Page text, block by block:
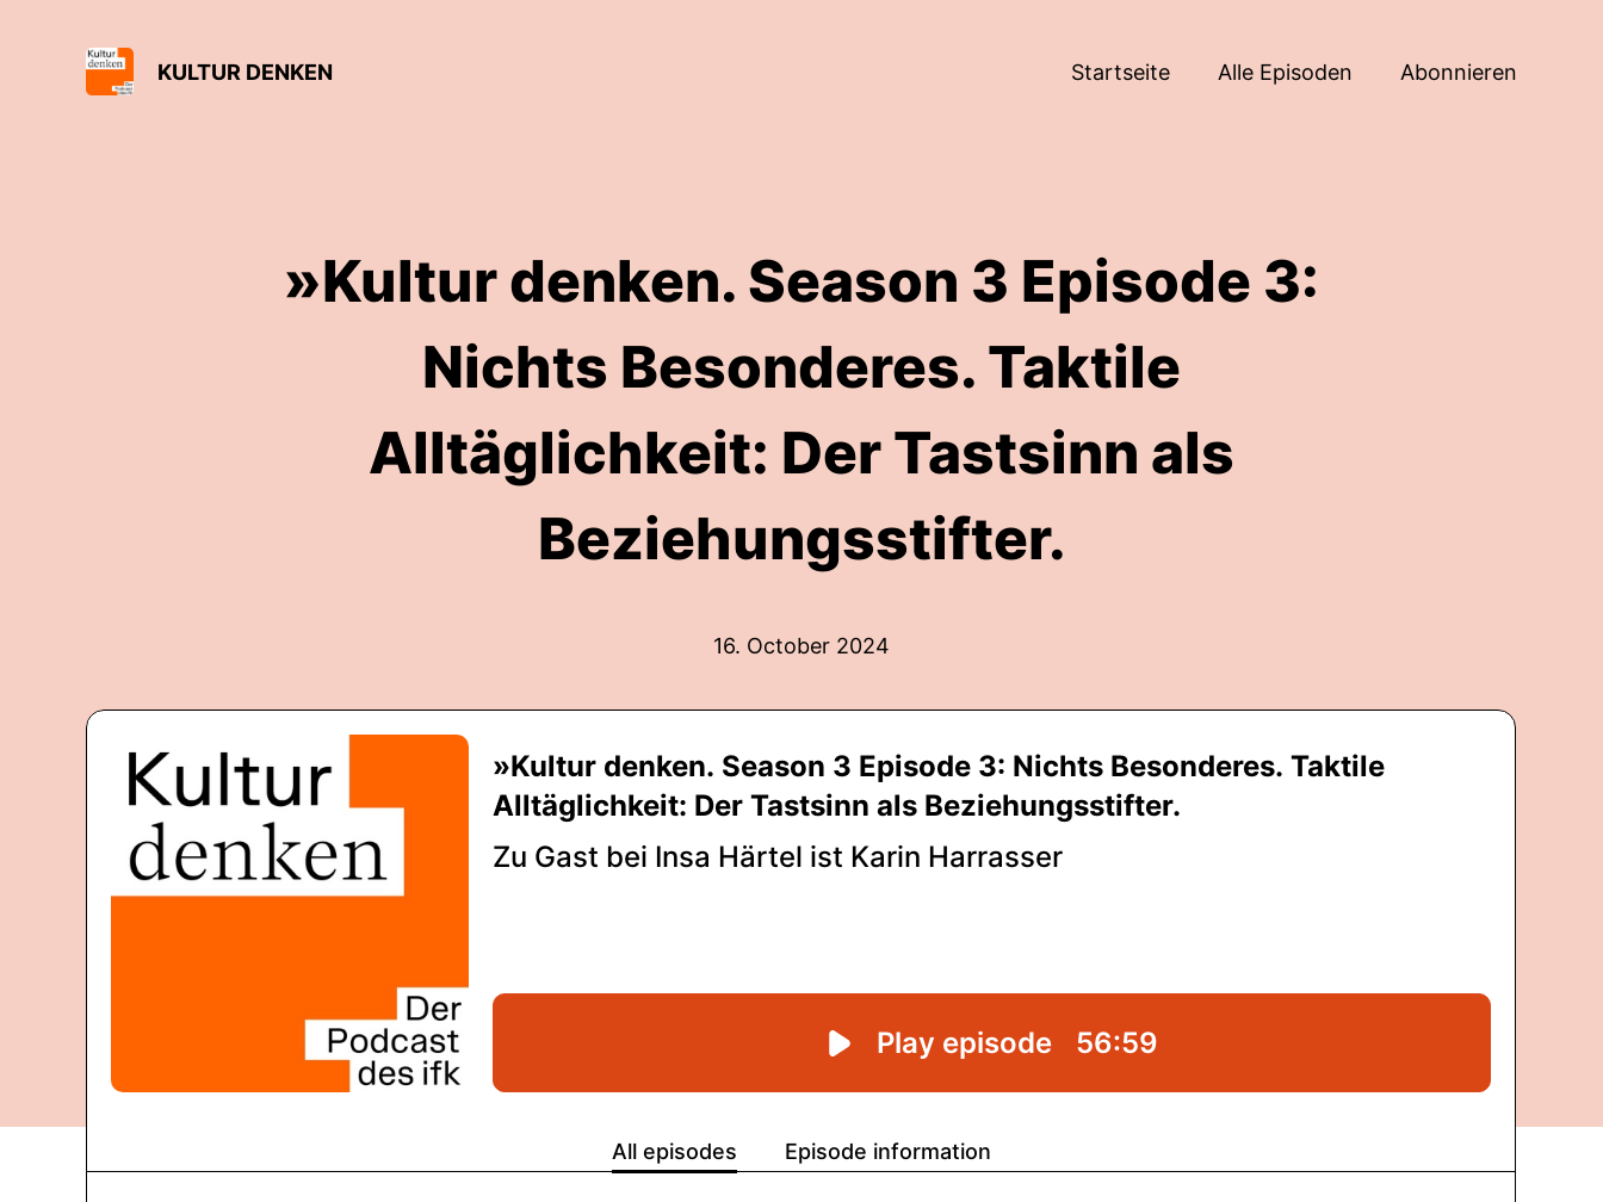
KULTUR DENKEN Startseite Alle Episoden Abonnieren
»Kultur denken. Season 3 Episode 3:
Nichts Besonderes. Taktile
Alltäglichkeit: Der Tastsinn als
Beziehungsstifter.
16. October 2024